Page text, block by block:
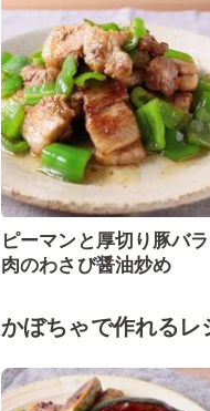
ピーマンと厚切り豚バラ
肉のわさび醤油炒め
かぼちゃで作れるレ